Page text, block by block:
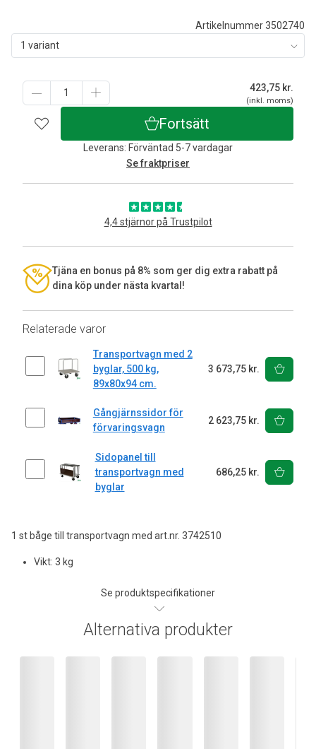
1 st båge till transportvagn med art.nr. 3742510
Vikt: 3 kg
Se produktspecifikationer
Artikelnummer 3502740
1 variant
423,75 kr.
(inkl. moms)
Fortsätt
Leverans: Förväntad 5-7 vardagar
Se fraktpriser
4,4 stjärnor på Trustpilot
Tjäna en bonus på 8% som ger dig extra rabatt på
dina köp under nästa kvartal!
Relaterade varor
Transportvagn med 2
byglar, 500 kg,
89x80x94 cm.
3 673,75 kr.
Gångjärnssidor för
förvaringsvagn
2 623,75 kr.
Sidopanel till
transportvagn med
byglar
686,25 kr.
Alternativa produkter